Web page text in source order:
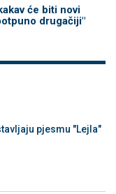
će biti novi
drugačiji"
pjesmu "Lejla"